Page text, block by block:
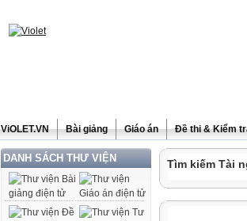
ViOLET.VN Bài giảng Giáo án Đề thi & Kiểm
DANH SÁCH THƯ VIỆN Tìm kiếm Tài